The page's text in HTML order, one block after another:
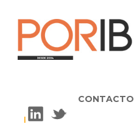
CONTACTO
|